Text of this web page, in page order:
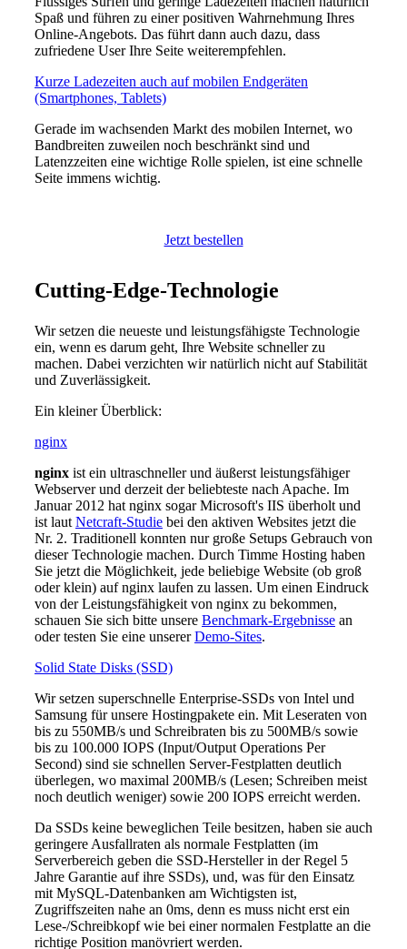
Spaß und führen zu einer positiven Wahrnehmung Ihres
Online-Angebots. Das führt dann auch dazu, dass
zufriedene User Ihre Seite weiterempfehlen.
Kurze Ladezeiten auch auf mobilen Endgeräten
(Smartphones, Tablets)
Gerade im wachsenden Markt des mobilen Internet, wo
Bandbreiten zuweilen noch beschränkt sind und
Latenzzeiten eine wichtige Rolle spielen, ist eine schnelle
Seite immens wichtig.
Jetzt bestellen
Cutting-Edge-Technologie
Wir setzen die neueste und leistungsfähigste Technologie
ein, wenn es darum geht, Ihre Website schneller zu
machen. Dabei verzichten wir natürlich nicht auf Stabilität
und Zuverlässigkeit.
Ein kleiner Überblick:
nginx
nginx ist ein ultraschneller und äußerst leistungsfähiger
Webserver und derzeit der beliebteste nach Apache. Im
Januar 2012 hat nginx sogar Microsoft's IIS überholt und
ist laut Netcraft-Studie bei den aktiven Websites jetzt die
Nr. 2. Traditionell konnten nur große Setups Gebrauch von
dieser Technologie machen. Durch Timme Hosting haben
Sie jetzt die Möglichkeit, jede beliebige Website (ob groß
oder klein) auf nginx laufen zu lassen. Um einen Eindruck
von der Leistungsfähigkeit von nginx zu bekommen,
schauen Sie sich bitte unsere Benchmark-Ergebnisse an
oder testen Sie eine unsererDemo-Sites.
Solid State Disks (SSD)
Wir setzen superschnelle Enterprise-SSDs von Intel und
Samsung für unsere Hostingpakete ein. Mit Leseraten von
bis zu 550MB/s und Schreibraten bis zu 500MB/s sowie
bis zu 100.000 IOPS (Input/Output Operations Per
Second) sind sie schnellen Server-Festplatten deutlich
überlegen, wo maximal 200MB/s (Lesen; Schreiben meist
noch deutlich weniger) sowie 200 IOPS erreicht werden.
Da SSDs keine beweglichen Teile besitzen, haben sie auch
geringere Ausfallraten als normale Festplatten (im
Serverbereich geben die SSD-Hersteller in der Regel 5
Jahre Garantie auf ihre SSDs), und, was für den Einsatz
mit MySQL-Datenbanken am Wichtigsten ist,
Zugriffszeiten nahe an 0ms, denn es muss nicht erst ein
Lese-/Schreibkopf wie bei einer normalen Festplatte an die
richtige Position manövriert werden.